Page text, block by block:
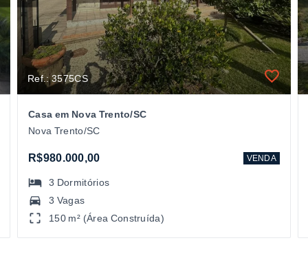
Ref.: 3575CS
Casa em Nova Trento/SC
Nova Trento/SC
R$980.000,00 VENDA
3 Dormitórios
3 Vagas
150 m² (Área Construída)